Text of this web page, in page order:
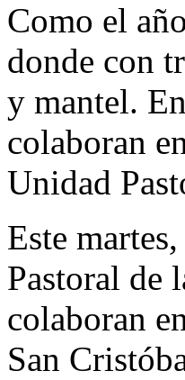
Como el
donde con
y mantel.
colaboran
Unidad
Este
Pastoral de
colaboran
San